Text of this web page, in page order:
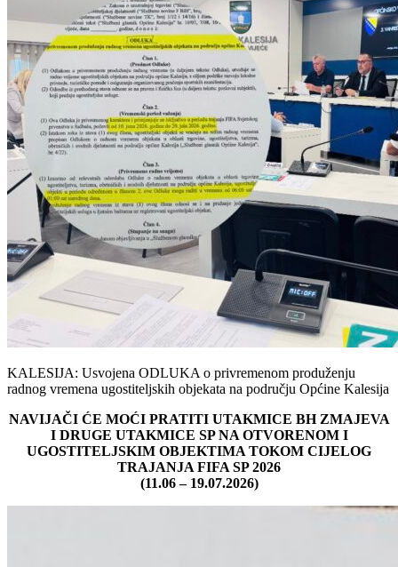
KALESIJA: Usvojena ODLUKA o privremenom produženju
radnog vremena ugostiteljskih objekata na području Općine Kalesija
NAVIJAČI ĆE MOĆI PRATITI UTAKMICE BH ZMAJEVA
I DRUGE UTAKMICE SP NA OTVORENOM I
UGOSTITELJSKIM OBJEKTIMA TOKOM CIJELOG
TRAJANJA FIFA SP 2026
(11.06 – 19.07.2026)